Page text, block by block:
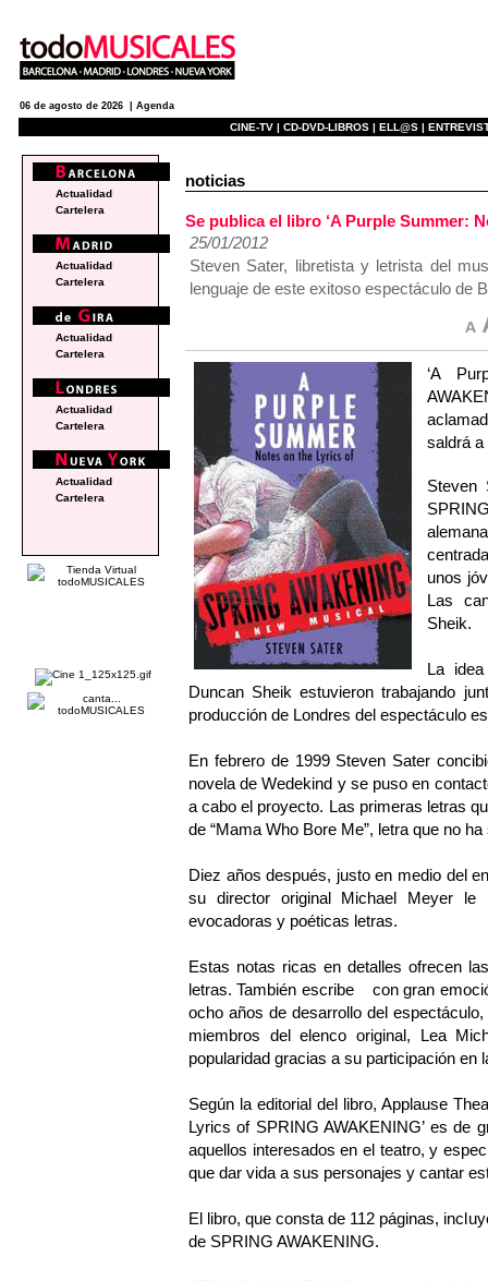
06 de agosto de 2026 | Agenda
CINE-TV | CD-DVD-LIBROS | ELL@S |
noticias
Se publica el libro ‘A Purple Summer:
25/01/2012
Steven Sater, libretista y letrista del
lenguaje de este exitoso espectáculo de
‘A
saldrá a
Steven
unos
Las
Sheik.
La
Duncan Sheik estuvieron trabajando
producción de Londres del espectáculo
En febrero de 1999 Steven Sater
novela de Wedekind y se puso en
a cabo el proyecto. Las primeras letras
de “Mama Who Bore Me”, letra que no
Diez años después, justo en medio del
su director original Michael Meyer
evocadoras y poéticas letras.
Estas notas ricas en detalles ofrecen
letras. También escribe con gran
ocho años de desarrollo del
miembros del elenco original, Lea
popularidad gracias a su participación en
Según la editorial del libro, Applause
Lyrics of SPRING AWAKENING’ es de
aquellos interesados en el teatro, y
que dar vida a sus personajes y cantar
El libro, que consta de 112 páginas,
de SPRING AWAKENING.
Actualidad
Cartelera
Actualidad
Cartelera
Actualidad
Cartelera
Actualidad
Cartelera
Actualidad
Cartelera